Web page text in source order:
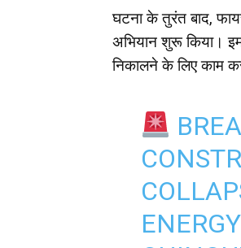
घटना के तुरंत बाद,
अभियान शुरू किया।
निकालने के लिए काम